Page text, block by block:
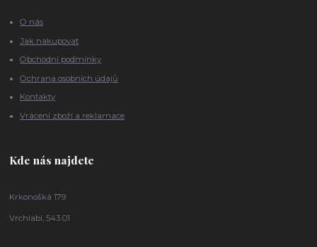
O nás
Jak nakupovat
Obchodní podmínky
Ochrana osobních údajů
Kontakty
Vrácení zboží a reklamace
Kde nás najdete
Krkonošká 179
Vrchlabí, 543 01